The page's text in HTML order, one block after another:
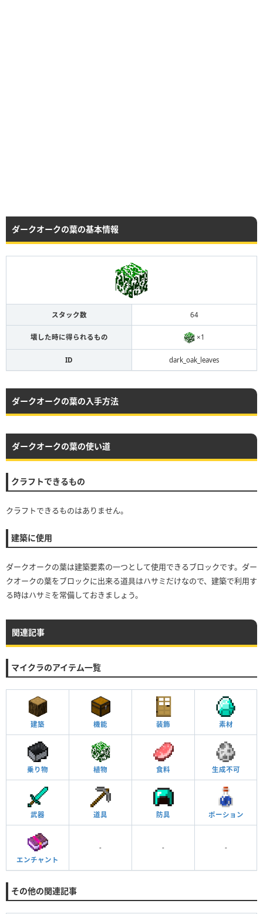
ダークオークの葉の基本情報
スタック数 64
壊した時に得られるもの ×1
ID dark_oak_leaves
ダークオークの葉の入手方法
ダークオークの葉の使い道
クラフトできるもの
クラフトできるものはありません。
建築に使用
ダークオークの葉は建築要素の一つとして使用できるブロックです。ダー
クオークの葉をブロックに出来る道具はハサミだけなので、建築で利用す
る時はハサミを常備しておきましょう。
関連記事
マイクラのアイテム一覧
建築 機能 装飾 素材
乗り物 植物 食料 生成不可
武器 道具 防具 ポーション
エンチャント
- - -
その他の関連記事